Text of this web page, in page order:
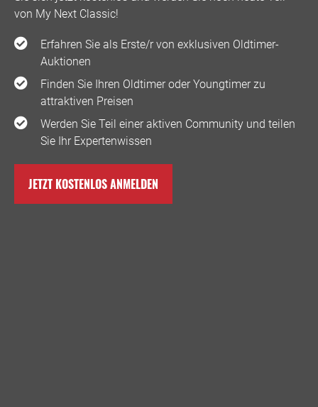
von My Next Classic! ️
Erfahren Sie als Erste/r von exklusiven Oldtimer-
Auktionen
Finden Sie Ihren Oldtimer oder Youngtimer zu
attraktiven Preisen
Werden Sie Teil einer aktiven Community und teilen
Sie Ihr Expertenwissen
JETZT KOSTENLOS ANMELDEN